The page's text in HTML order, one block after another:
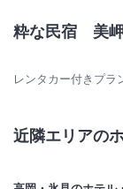
粋な民宿 美
レンタカー付きプラ
近隣エリアの